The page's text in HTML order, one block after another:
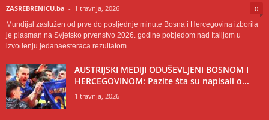
ZASREBRENICU.ba - 1 travnja, 2026 0
Mundijal zaslužen od prve do posljednje minute Bosna i Hercegovina izborila
je plasman na Svjetsko prvenstvo 2026. godine pobjedom nad Italijom u
izvođenju jedanaesteraca rezultatom...
AUSTRIJSKI MEDIJI ODUŠEVLJENI BOSNOM I
HERCEGOVINOM: Pazite šta su napisali o...
1 travnja, 2026